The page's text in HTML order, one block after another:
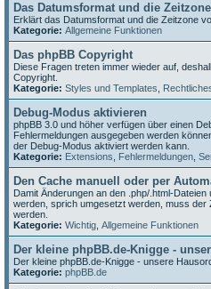
Das Datumsformat und die
Erklärt das Datumsformat und die Zeitzone
Kategorie: Allgemeine Funktionen
Das phpBB Copyright
Diese Fragen treten immer wieder auf,
Copyright.
Kategorie: Styles und Templates
Debug-Modus aktivieren
phpBB 3.0 und höher verfügen über einen
Fehlermeldungen ausgegeben werden
der Debug-Modus aktiviert werden kann.
Kategorie: Extensions Fehlermeldungen
Den Cache manuell oder per
Damit Änderungen an den .php/.html-
werden, sprich umgesetzt werden, muss
werden.
Kategorie: Wichtig Allgemeine Funktionen
Der kleine phpBB.de-Knigge -
Der kleine phpBB.de-Knigge - unsere
Kategorie: phpBB.de